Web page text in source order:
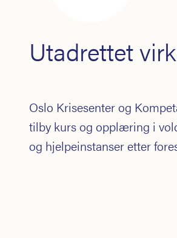
Utadrettet
Oslo Krisesenter og
tilby kurs og opplæring i
og hjelpeinstanser etter